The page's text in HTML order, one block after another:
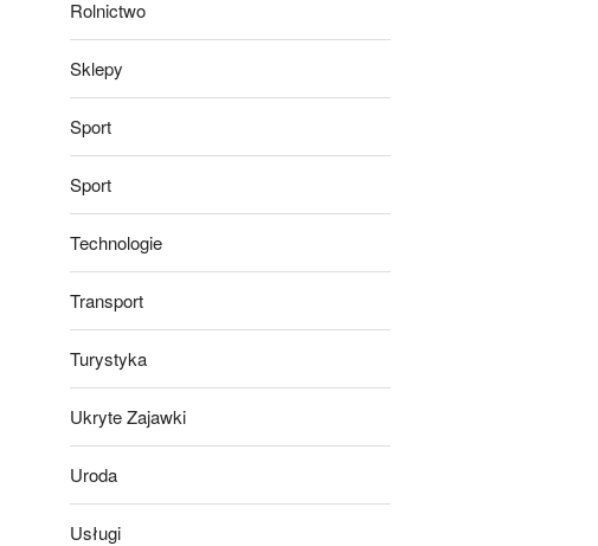
Rolnictwo
Sklepy
Sport
Sport
Technologie
Transport
Turystyka
Ukryte Zajawki
Uroda
Usługi